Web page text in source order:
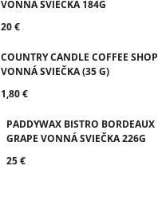
VONNÁ SVIEČKA 184G
20 €
COUNTRY CANDLE COFFEE SHOP
VONNÁ SVIEČKA (35 G)
1,80 €
PADDYWAX BISTRO BORDEAUX
GRAPE VONNÁ SVIEČKA 226G
25 €